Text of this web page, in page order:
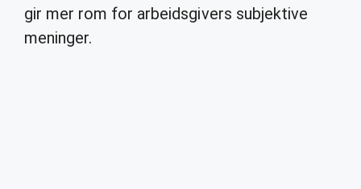
gir mer rom for arbeidsgivers subjektive
meninger.